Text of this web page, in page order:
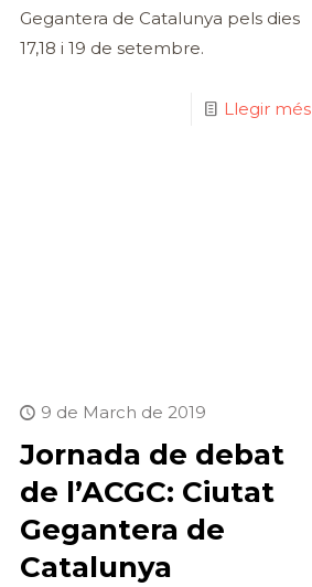
Gegantera de Catalunya pels dies
17,18 i 19 de setembre.
Llegir més
9 de March de 2019
Jornada de debat
de l’ACGC: Ciutat
Gegantera de
Catalunya